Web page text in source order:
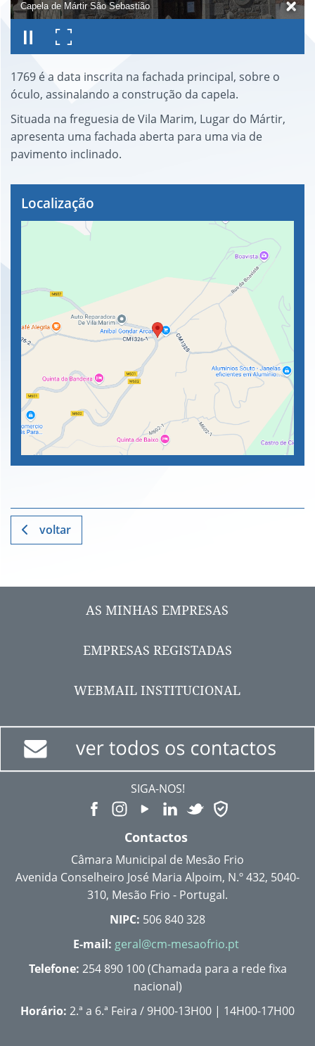
Capela de Mártir São Sebastião
1769 é a data inscrita na fachada principal, sobre o
óculo, assinalando a construção da capela.
Situada na freguesia de Vila Marim, Lugar do Mártir,
apresenta uma fachada aberta para uma via de
pavimento inclinado.
voltar
AS MINHAS EMPRESAS
EMPRESAS REGISTADAS
WEBMAIL INSTITUCIONAL
SIGA-NOS!
Contactos
Câmara Municipal de Mesão Frio
Avenida Conselheiro José Maria Alpoim, N.º 432, 5040-
310, Mesão Frio - Portugal.
NIPC: 506 840 328
E-mail: geral@cm-mesaofrio.pt
Telefone: 254 890 100 (Chamada para a rede fixa
nacional)
Horário: 2.ª a 6.ª Feira / 9H00-13H00 | 14H00-17H00